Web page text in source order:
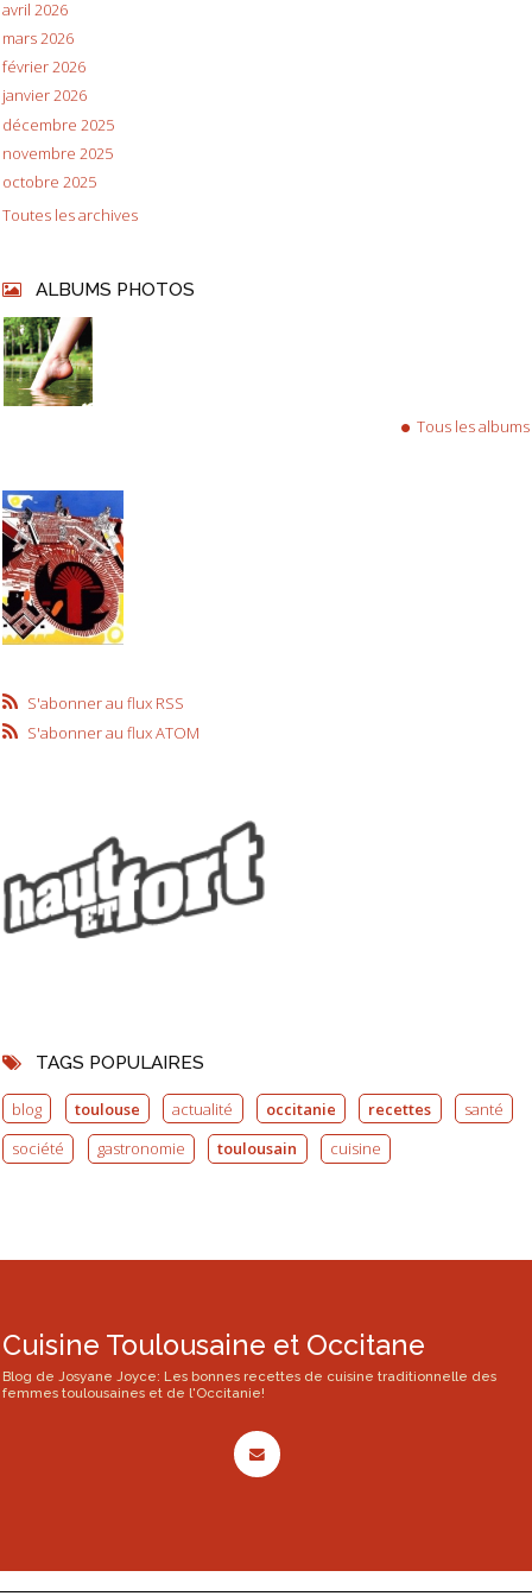
avril 2026
mars 2026
février 2026
janvier 2026
décembre 2025
novembre 2025
octobre 2025
Toutes les archives
ALBUMS PHOTOS
Tous les albums
S'abonner au flux RSS
S'abonner au flux ATOM
TAGS POPULAIRES
blog toulouse actualité occitanie recettes
santé
société
gastronomie toulousain cuisine
Cuisine Toulousaine et Occitane
Blog de Josyane Joyce: Les bonnes recettes de cuisine traditionnelle des
femmes toulousaines et de l'Occitanie!